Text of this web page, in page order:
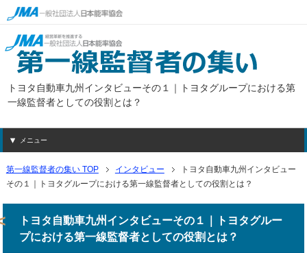
トヨタ自動車九州インタビューその１｜トヨタグループにおける第
一線監督者としての役割とは？
メニュー
第一線監督者の集い TOP インタビュー
トヨタ自動車九州インタビュー
その１｜トヨタグループにおける第一線監督者としての役割とは？
トヨタ自動車九州インタビューその１｜トヨタグルー
プにおける第一線監督者としての役割とは？